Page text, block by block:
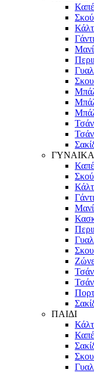
ΓΥΝΑΙΚΑ
ΠΑΙΔΙ